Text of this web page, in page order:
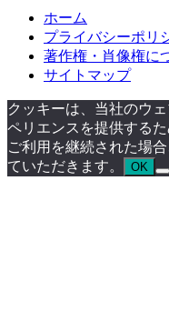
ホーム
プライバシーポリ
著作権・肖像権に
サイトマップ
クッキーは、当社のウ
ペリエンスを提供する
ご利用を継続された場
ていただきます。
OK